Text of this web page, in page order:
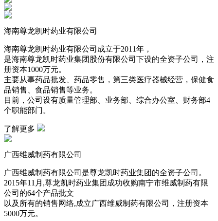
海南尊龙凯时药业有限公司
海南尊龙凯时药业有限公司成立于2011年，
是海南尊龙凯时药业集团股份有限公司下设的全资子公司，注
册资本1000万元。
主要从事药品批发、药品零售，第三类医疗器械经营，保健食
品销售、食品销售等业务。
目前，公司设有质量管理部、业务部、综合办公室、财务部4
个职能部门。
了解更多
广西维威制药有限公司
广西维威制药有限公司是尊龙凯时药业集团的全资子公司。
2015年11月,尊龙凯时药业集团成功收购南宁市维威制药有限
公司的64个产品批文
以及所有的销售网络,成立广西维威制药有限公司，注册资本
5000万元。